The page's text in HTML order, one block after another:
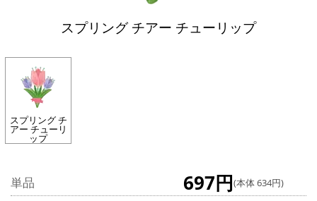
スプリング チアー チューリップ
スプリング チ
アー チューリ
ップ
単品 697円(本体 634円)